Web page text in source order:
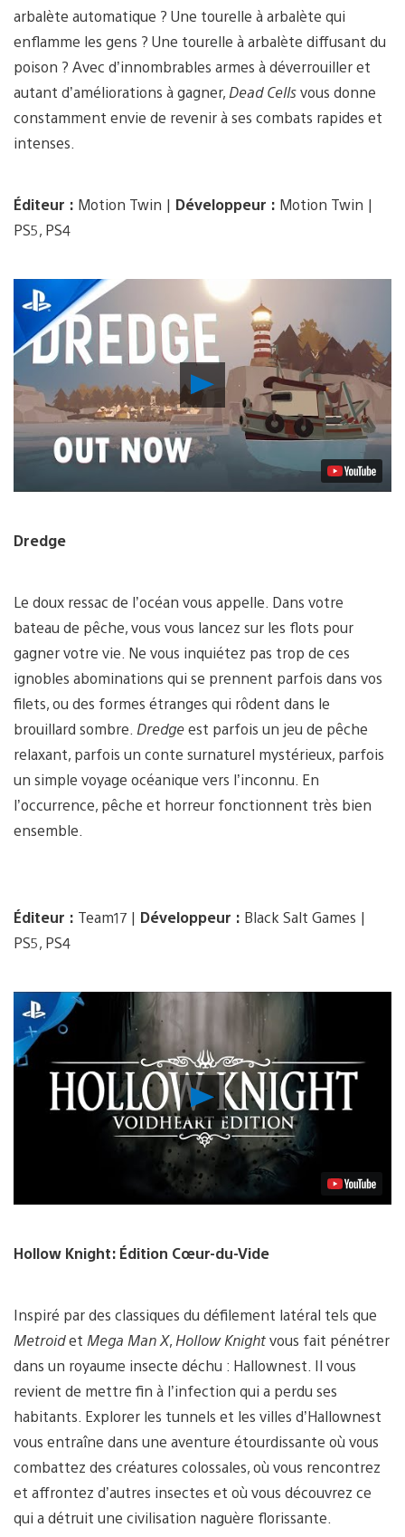
arbalète automatique ? Une tourelle à arbalète qui
enflamme les gens ? Une tourelle à arbalète diffusant du
poison ? Avec d’innombrables armes à déverrouiller et
autant d’améliorations à gagner, Dead Cellsvous donne
constamment envie de revenir à ses combats rapides et
intenses.
Éditeur : Motion Twin | Développeur : Motion Twin |
PS5, PS4
Lancer
vidéo
Dredge
Le doux ressac de l’océan vous appelle. Dans votre
bateau de pêche, vous vous lancez sur les flots pour
gagner votre vie. Ne vous inquiétez pas trop de ces
ignobles abominations qui se prennent parfois dans vos
filets, ou des formes étranges qui rôdent dans le
brouillard sombre. Dredgeest parfois un jeu de pêche
relaxant, parfois un conte surnaturel mystérieux, parfois
un simple voyage océanique vers l’inconnu. En
l’occurrence, pêche et horreur fonctionnent très bien
ensemble.
Éditeur : Team17 | Développeur : Black Salt Games |
PS5, PS4
Lancer
la
vidéo
Hollow Knight: Édition Cœur-du-Vide
Inspiré par des classiques du défilement latéral tels que
Metroidet Mega Man X, Hollow Knightvous fait pénétrer
dans un royaume insecte déchu : Hallownest. Il vous
revient de mettre fin à l’infection qui a perdu ses
habitants. Explorer les tunnels et les villes d’Hallownest
vous entraîne dans une aventure étourdissante où vous
combattez des créatures colossales, où vous rencontrez
et affrontez d’autres insectes et où vous découvrez ce
qui a détruit une civilisation naguère florissante.